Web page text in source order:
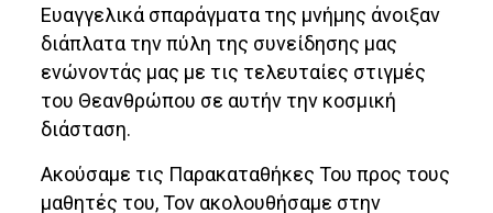
Ευαγγελικά σπαράγματα της μνήμης άνοιξαν
διάπλατα την πύλη της συνείδησης μας
ενώνοντάς μας με τις τελευταίες στιγμές
του Θεανθρώπου σε αυτήν την κοσμική
διάσταση.
Ακούσαμε τις Παρακαταθήκες Του προς τους
μαθητές του, Τον ακολουθήσαμε στην